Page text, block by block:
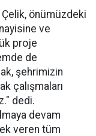
önümüzdeki
ve
proje
de
şehrimizin
çalışmaları
dedi.
devam
veren tüm